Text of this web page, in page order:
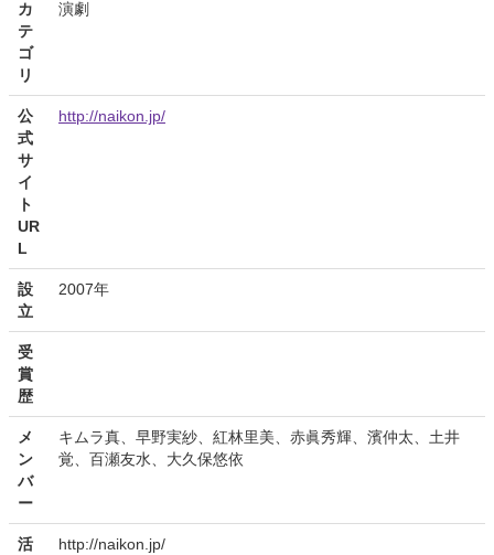
カ
テ
ゴ
リ
演劇
公
式
サ
イ
ト
UR
L
http://naikon.jp/
設
立
2007年
受
賞
歴
メ
ン
バ
ー
キムラ真、早野実紗、紅林里美、赤眞秀輝、濱仲太、土井
覚、百瀬友水、大久保悠依
活
http://naikon.jp/